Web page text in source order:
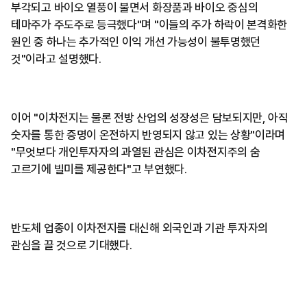
부각되고 바이오 열풍이 불면서 화장품과 바이오 중심의
테마주가 주도주로 등극했다"며 "이들의 주가 하락이 본격화한
원인 중 하나는 추가적인 이익 개선 가능성이 불투명했던
것"이라고 설명했다.
이어 "이차전지는 물론 전방 산업의 성장성은 담보되지만, 아직
숫자를 통한 증명이 온전하지 반영되지 않고 있는 상황"이라며
"무엇보다 개인투자자의 과열된 관심은 이차전지주의 숨
고르기에 빌미를 제공한다"고 부연했다.
반도체 업종이 이차전지를 대신해 외국인과 기관 투자자의
관심을 끌 것으로 기대했다.